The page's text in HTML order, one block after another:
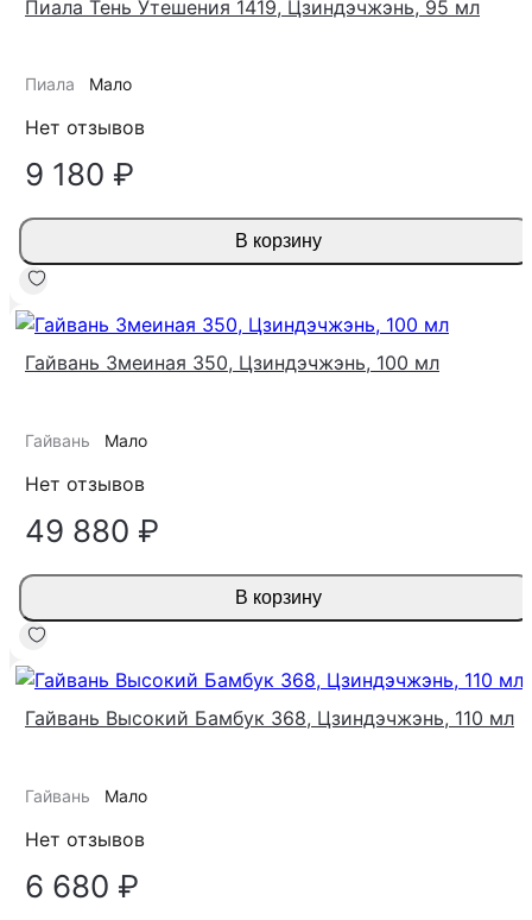
Пиала Тень Утешения 1419, Цзиндэчжэнь, 95 мл
Пиала Мало
Нет отзывов
9 180 ₽
В корзину
Гайвань Змеиная 350, Цзиндэчжэнь, 100 мл
Гайвань Мало
Нет отзывов
49 880 ₽
В корзину
Гайвань Высокий Бамбук 368, Цзиндэчжэнь, 110 мл
Гайвань Мало
Нет отзывов
6 680 ₽